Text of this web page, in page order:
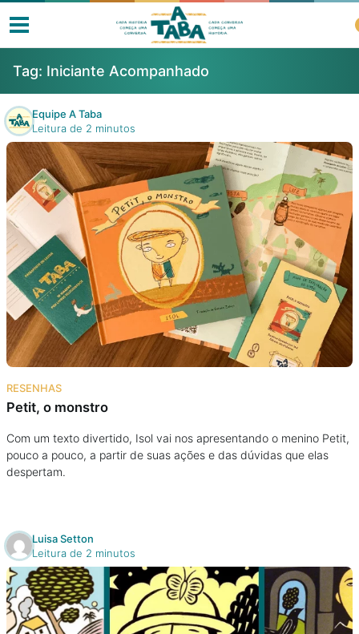
Livros
Resenhas
Clube de Leitores
Listas
Como ler?
Na escola
Na família
Colunas
Colecionáveis
Cursos On line
Tag: Iniciante Acompanhado
Equipe A Taba
Leitura de 2 minutos
RESENHAS
Petit, o monstro
Com um texto divertido, Isol vai nos apresentando o menino Petit,
pouco a pouco, a partir de suas ações e das dúvidas que elas
despertam.
Luisa Setton
Leitura de 2 minutos